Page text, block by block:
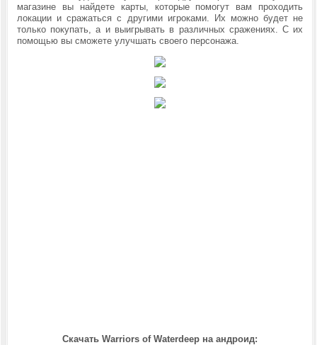
магазине вы найдете карты, которые помогут вам проходить
локации и сражаться с другими игроками. Их можно будет не
только покупать, а и выигрывать в различных сражениях. С их
помощью вы сможете улучшать своего персонажа.
Скачать Warriors of Waterdeep на андроид: